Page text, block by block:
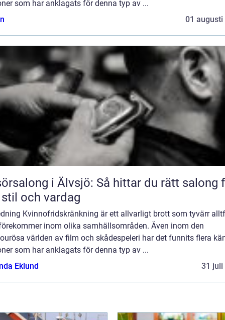
som har anklagats för denna typ av ...
01 augusti
i Älvsjö: Så hittar du rätt salong
och vardag
Kvinnofridskränkning är ett allvarligt brott som tyvärr
inom olika samhällsområden. Även inom den
världen av film och skådespeleri har det funnits flera
som har anklagats för denna typ av ...
Eklund
31 juli